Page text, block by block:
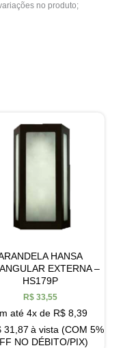
no produto;
HANSA
EXTERNA –
HS179P
R$33,55
até 4x de R$8,39
31,87 à vista (COM 5%
NO DÉBITO/PIX)